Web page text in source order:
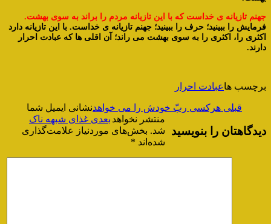
جهنم تازیانه ی خداست که با این تازیانه مردم را براند به سوی بهشت.
فرمایش را ببینید؛ حرف را ببینید؛ جهنم تازیانه ی خداست. با این تازیانه دارد
اکثری را، اکثری را به سوی بهشت می راند؛ آن اقلی ها که عبادت احرار
دارند.
برچسب هاعبادت احرار
قبلی هرکسی ربّ خودش را می خواهد
بعدی غذای شبهه ناک
دیدگاهتان را بنویسید
نشانی ایمیل شما
منتشر نخواهد
شد. بخش‌های موردنیاز علامت‌گذاری
شده‌اند *